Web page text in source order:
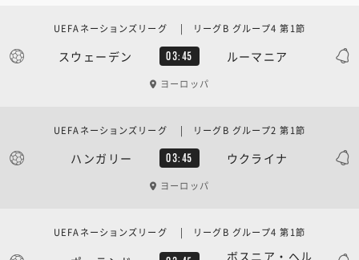
スウェーデン 03:45 ルーマニア
UEFAネーションズリーグ | リーグB グループ4 第1節
ヨーロッパ
ハンガリー 03:45 ウクライナ
UEFAネーションズリーグ | リーグB グループ2 第1節
ヨーロッパ
ボスニア・ヘル
UEFAネーションズリーグ | リーグB グループ4 第1節